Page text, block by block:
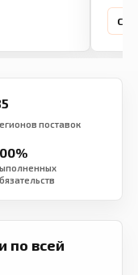
поставок
по всей